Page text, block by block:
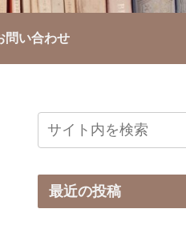
問い合わせ
最近の投稿